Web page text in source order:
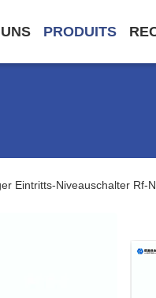
PRODUITS
Eintritts-Niveauschalter Rf-